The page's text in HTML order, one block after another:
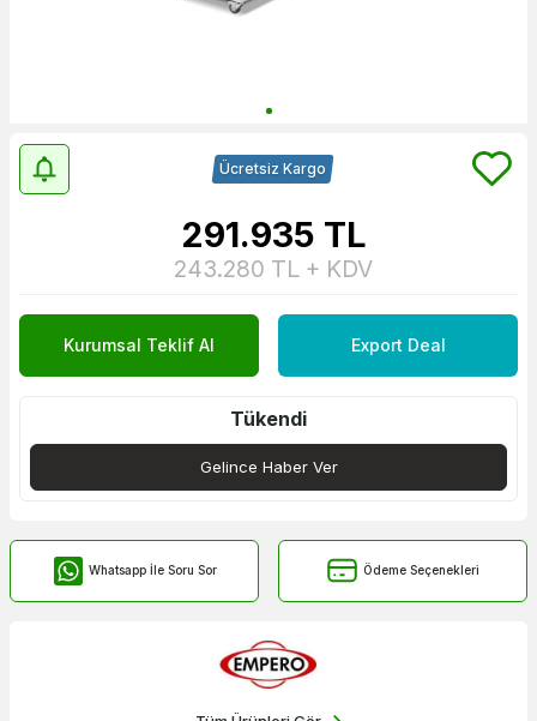
Ücretsiz Kargo
291.935 TL
243.280 TL + KDV
Kurumsal Teklif Al Export Deal
Tükendi
Gelince Haber Ver
Whatsapp İle Soru Sor Ödeme Seçenekleri